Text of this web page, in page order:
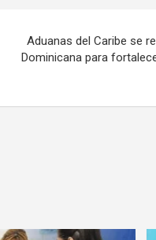
Aduanas del Caribe se
Dominicana para